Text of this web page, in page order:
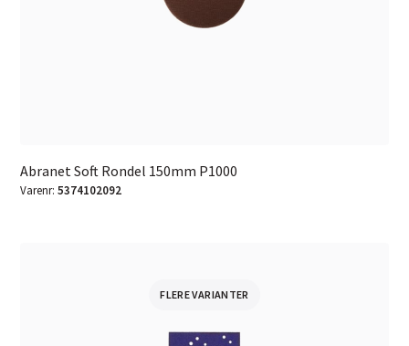
Abranet Soft Rondel 150mm P1000
Varenr:5374102092
FLERE VARIANTER